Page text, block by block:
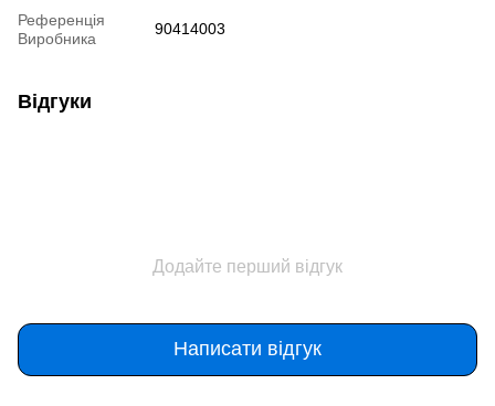
Референція
Виробника
90414003
Відгуки
Додайте перший відгук
Написати відгук